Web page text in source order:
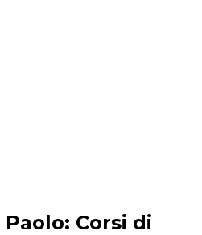
Esperienze
Corsi di